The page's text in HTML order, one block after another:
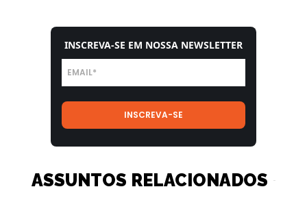
INSCREVA-SE EM NOSSA NEWSLETTER
ASSUNTOS RELACIONADOS